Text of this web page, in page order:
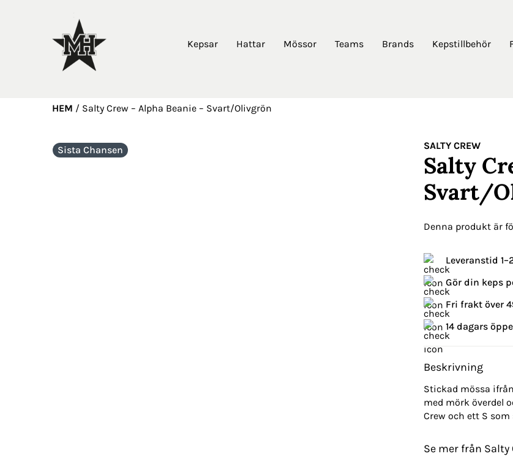
Kepsar Hattar Mössor Teams Brands Kepstillbehör
HEM / Salty Crew – Alpha Beanie – Svart/Olivgrön
Sista Chansen SALTY CREW
Salty
Svart/
Denna produkt är
Leveranstid
Gör din keps
Fri frakt över
14 dagars
Beskrivning
Stickad mössa
med mörk överdel
Crew och ett S som
Se mer från Salty